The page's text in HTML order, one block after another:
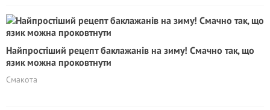
Найпростіший рецепт баклажанів на зиму! Смачно так, що
язик можна проковтнути
Смакота